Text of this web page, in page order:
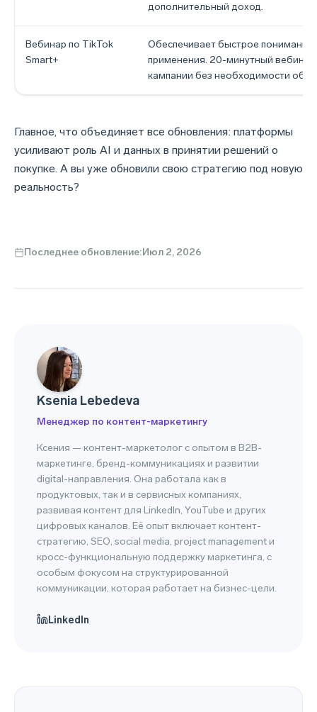
дополнительный доход.
Вебинар по TikTok
Smart+
Обеспечивает быстрое понимание
применения. 20-минутный
кампании без необходимости
Главное, что объединяет все обновления: платформы
усиливают роль AI и данных в принятии решений о
покупке. А вы уже обновили свою стратегию под новую
реальность?
Последнее обновление:Июл 2, 2026
Ksenia Lebedeva
Менеджер по контент-маркетингу
Ксения — контент-маркетолог с опытом в B2B-
маркетинге, бренд-коммуникациях и развитии
digital-направления. Она работала как в
продуктовых, так и в сервисных компаниях,
развивая контент для LinkedIn, YouTube и других
цифровых каналов. Её опыт включает контент-
стратегию, SEO, social media, project management и
кросс-функциональную поддержку маркетинга, с
особым фокусом на структурированной
коммуникации, которая работает на бизнес-цели.
LinkedIn